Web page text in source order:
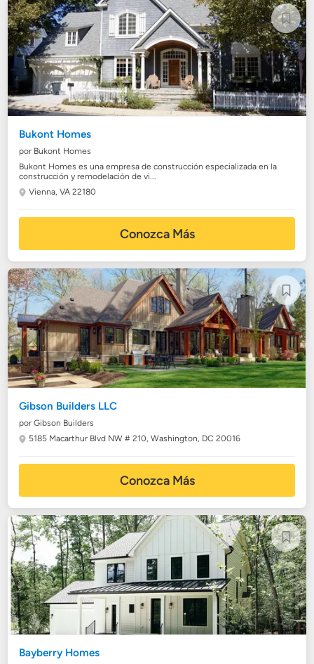
Bukont Homes
por Bukont Homes
Bukont Homes es una empresa de construcción especializada en la
construcción y remodelación de vi...
Vienna, VA 22180
Conozca Más
Gibson Builders LLC
por Gibson Builders
5185 Macarthur Blvd NW # 210,Washington, DC 20016
Conozca Más
Bayberry Homes